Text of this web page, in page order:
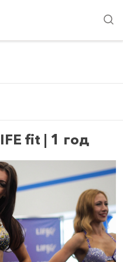
fit | 1 год